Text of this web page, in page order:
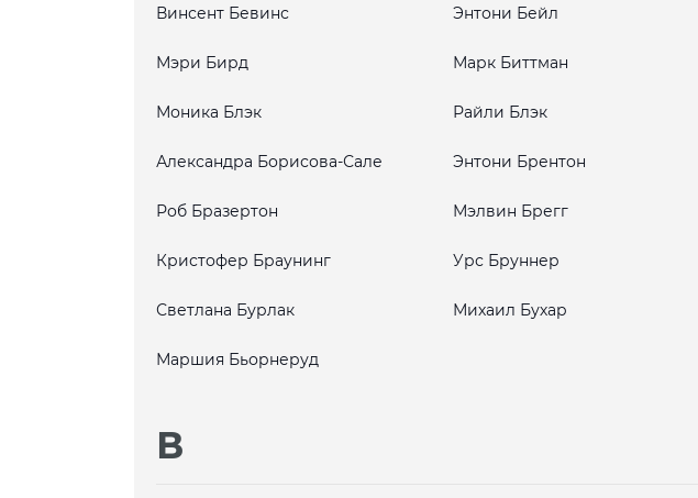
Винсент Бевинс Энтони Бейл
Мэри Бирд Марк Биттман
Моника Блэк Райли Блэк
Александра Борисова-Сале Энтони Брентон
Роб Бразертон Мэлвин Брегг
Кристофер Браунинг Урс Бруннер
Светлана Бурлак Михаил Бухар
Маршия Бьорнеруд
В